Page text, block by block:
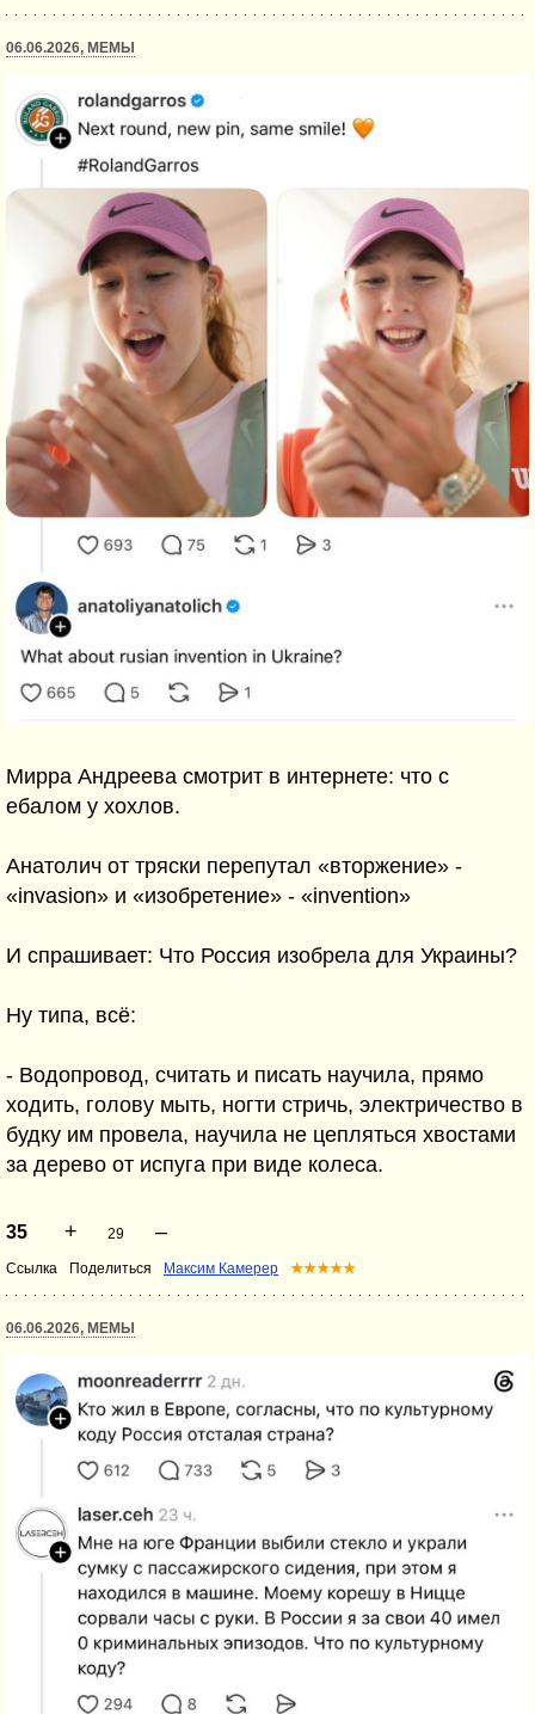
06.06.2026, МЕМЫ
Мирра Андреева смотрит в интернете: что с
ебалом у хохлов.
Анатолич от тряски перепутал «вторжение» -
«invasion» и «изобретение» - «invention»
И спрашивает: Что Россия изобрела для Украины?
Ну типа, всё:
- Водопровод, считать и писать научила, прямо
ходить, голову мыть, ногти стричь, электричество в
будку им провела, научила не цепляться хвостами
за дерево от испуга при виде колеса.
35 + 29 –
Ссылка Поделиться Максим Камерер ★★★★★
06.06.2026, МЕМЫ